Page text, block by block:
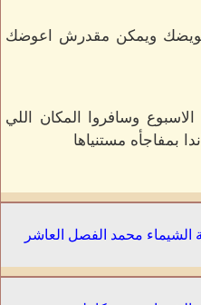
ويمكن مقدرش اعوضك
وسافروا المكان اللي
بمفاجأه مستنياها
الشيماء محمد الفصل العاشر